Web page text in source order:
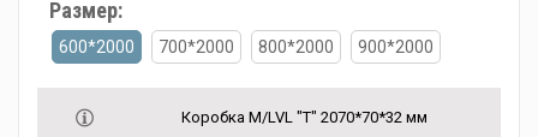
Размер:
600*2000 700*2000 800*2000 900*2000
Коробка М/LVL "Т" 2070*70*32 мм